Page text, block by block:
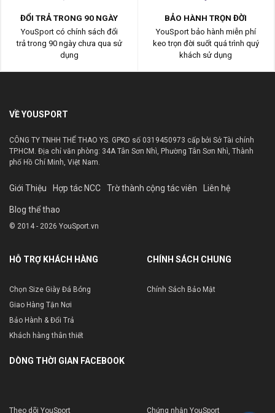
ĐỔI TRẢ TRONG 90 NGÀY
YouSport có chính sách đổi
trả trong 90 ngày chưa qua sử
dụng
BẢO HÀNH TRỌN ĐỜI
YouSport bảo hành miễn phí
keo trọn đời suốt quá trình quý
khách sử dụng
VỀ YOUSPORT
CÔNG TY TNHH THỂ THAO YS. GPKD số 0319450973 cấp bởi Sở Tài chính
TP.HCM. Địa chỉ văn phòng: 34A Tân Sơn Nhì, Phường Tân Sơn Nhì, Thành
phố Hồ Chí Minh, Việt Nam.
Giới Thiệu Hợp tác NCC Trờ thành cộng tác viên Liên hệ
Blog thể thao
© 2014 - 2026 YouSport.vn
HỖ TRỢ KHÁCH HÀNG
Chọn Size Giày Đá Bóng
Giao Hàng Tận Nơi
Bảo Hành & Đổi Trả
Khách hàng thân thiết
CHÍNH SÁCH CHUNG
Chính Sách Bảo Mật
DÒNG THỜI GIAN FACEBOOK
Theo dõi YouSport Chứng nhận YouSport